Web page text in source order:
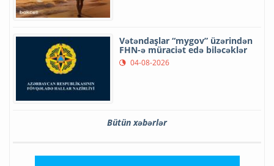
Vətəndaşlar “mygov” üzərindən
FHN-ə müraciət edə biləcəklər
04-08-2026
Bütün xəbərlər